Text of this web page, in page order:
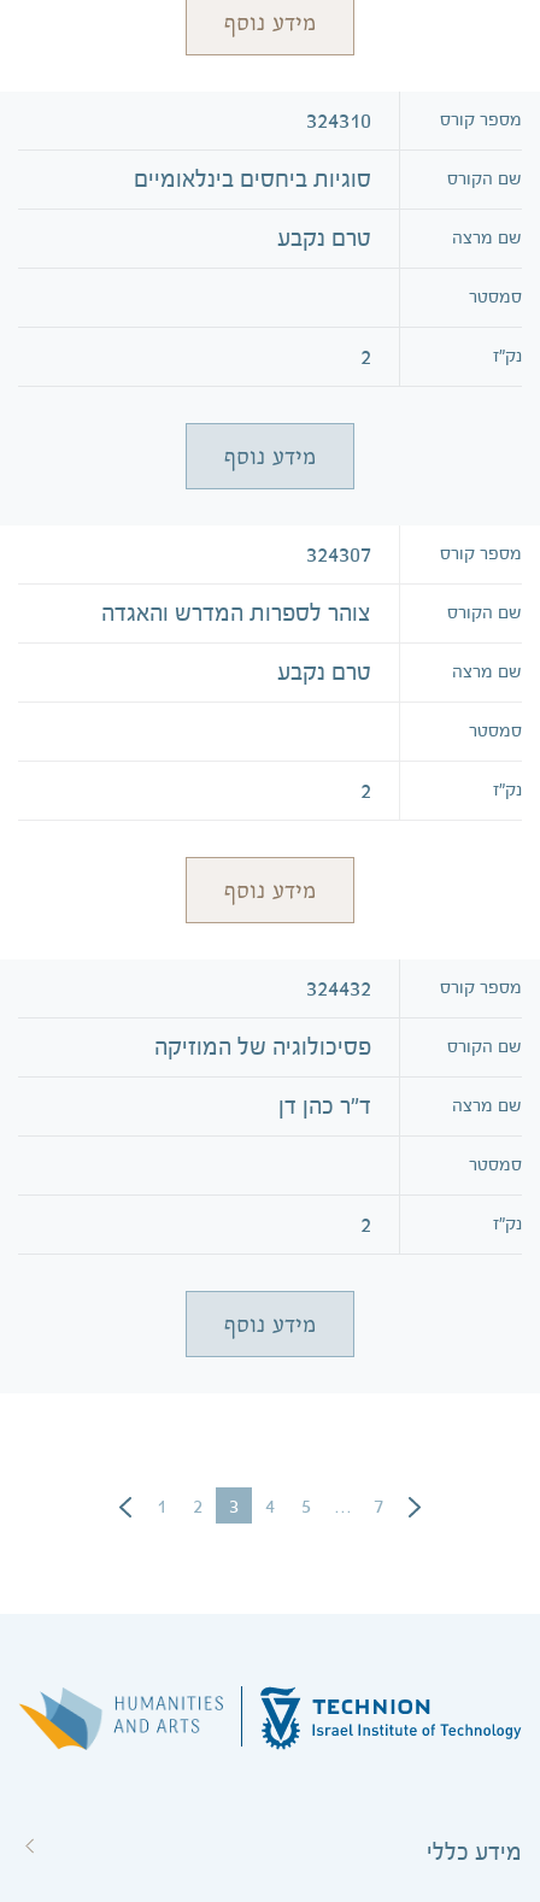
מידע נוסף
מספר קורס 324310
שם הקורס סוגיות ביחסים בינלאומיים
שם מרצה טרם נקבע
סמסטר
נק״ז 2
מידע נוסף
מספר קורס 324307
שם הקורס צוהר לספרות המדרש והאגדה
שם מרצה טרם נקבע
סמסטר
נק״ז 2
מידע נוסף
מספר קורס 324432
שם הקורס פסיכולוגיה של המוזיקה
שם מרצה ד"ר כהן דן
סמסטר
נק״ז 2
מידע נוסף
1 2 3 4 5 … 7
מידע כללי